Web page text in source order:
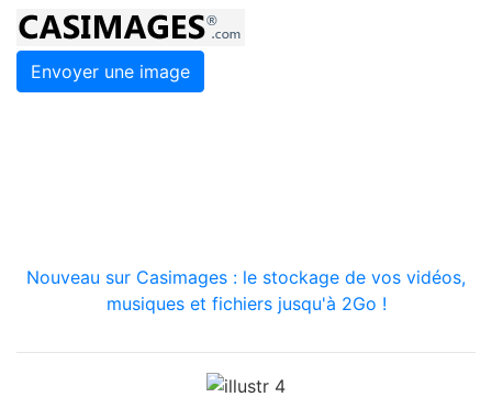
Envoyer une image
Nouveau sur Casimages : le stockage de vos vidéos,
musiques et fichiers jusqu'à 2Go !